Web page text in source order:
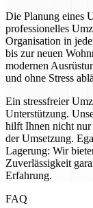
Die Planung eines
professionelles
Organisation in
bis zur neuen
modernen
und ohne Stress
Ein stressfreier
Unterstützung.
hilft Ihnen nicht nur
der Umsetzung.
Lagerung: Wir
Zuverlässigkeit
Erfahrung.
FAQ